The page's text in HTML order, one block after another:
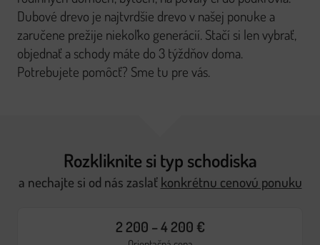
Dubové drevo je najtvrdšie drevo v našej ponuke a
zaručene prežije niekoľko generácií. Stačí si len vybrať,
objednať a schody máte do 3 týždňov doma.
Potrebujete pomôcť? Sme tu pre vás.
Rozkliknite si typ schodiska
a nechajte si od nás zaslať konkrétnu cenovú ponuku
2 200 – 4 200 €